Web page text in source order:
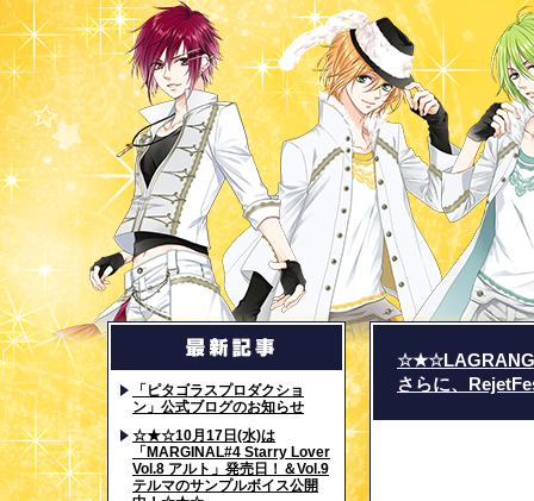
「ピタゴラスプロダクショ
ン」公式ブログのお知らせ
☆★☆10月17日(水)は
「MARGINAL#4 Starry Lover
Vol.8 アルト」発売日！＆Vol.9
テルマのサンプルボイス公開
さらに、